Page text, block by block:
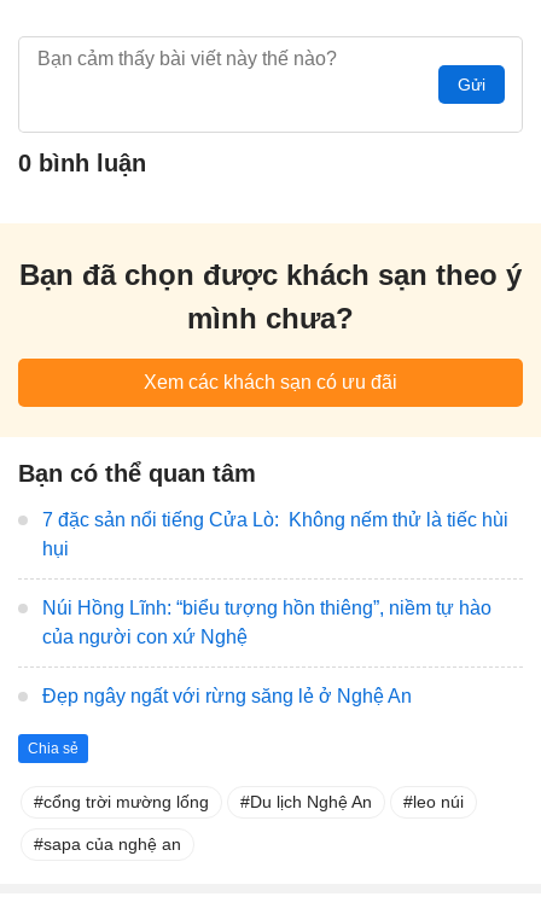
Gửi
0 bình luận
Bạn đã chọn được khách sạn theo ý
mình chưa?
Xem các khách sạn có ưu đãi
Bạn có thể quan tâm
7 đặc sản nổi tiếng Cửa Lò: Không nếm thử là tiếc hùi
hụi
Núi Hồng Lĩnh: “biểu tượng hồn thiêng”, niềm tự hào
của người con xứ Nghệ
Đẹp ngây ngất với rừng săng lẻ ở Nghệ An
Chia sẻ
cổng trời mường lống Du lịch Nghệ An leo núi
sapa của nghệ an